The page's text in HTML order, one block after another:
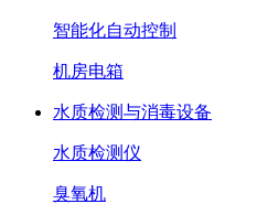
智能化自动控制
机房电箱
水质检测与消毒设备
水质检测仪
臭氧机